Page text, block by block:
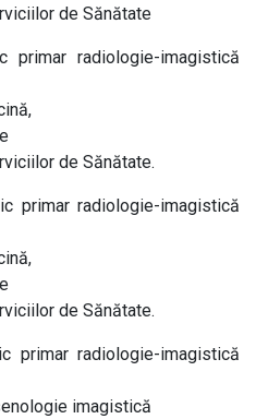
de Sănătate
primar radiologie-imagistică
de Sănătate.
primar radiologie-imagistică
de Sănătate.
primar radiologie-imagistică
imagistică